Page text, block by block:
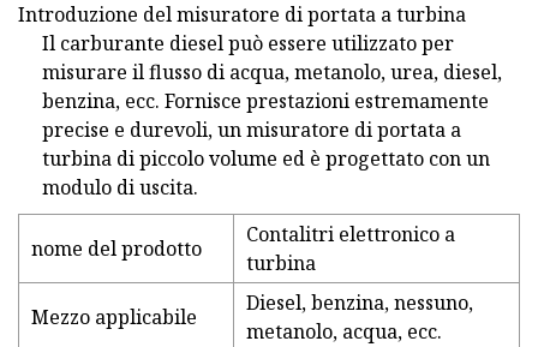
Introduzione del misuratore di portata a turbina
Il carburante diesel può essere utilizzato per
misurare il flusso di acqua, metanolo, urea, diesel,
benzina, ecc. Fornisce prestazioni estremamente
precise e durevoli, un misuratore di portata a
turbina di piccolo volume ed è progettato con un
modulo di uscita.
nome del prodotto
Contalitri elettronico a
turbina
Mezzo applicabile
Diesel, benzina, nessuno,
metanolo, acqua, ecc.